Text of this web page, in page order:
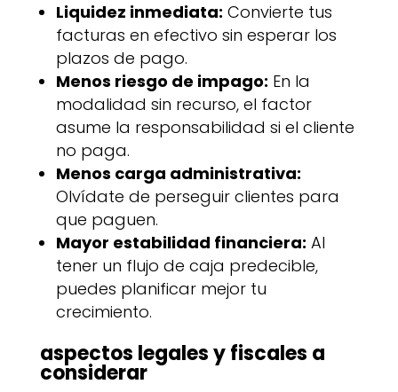
Liquidez inmediata: Convierte tus
facturas en efectivo sin esperar los
plazos de pago.
Menos riesgo de impago: En la
modalidad sin recurso, el factor
asume la responsabilidad si el cliente
no paga.
Menos carga administrativa:
Olvídate de perseguir clientes para
que paguen.
Mayor estabilidad financiera: Al
tener un flujo de caja predecible,
puedes planificar mejor tu
crecimiento.
aspectos legales y fiscales a
considerar